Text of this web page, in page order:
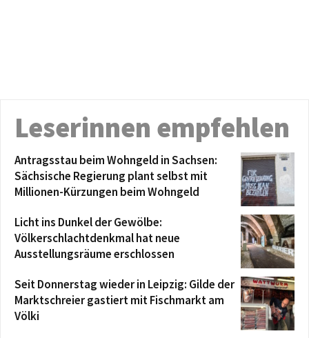
Leserinnen empfehlen
Antragsstau beim Wohngeld in Sachsen:
Sächsische Regierung plant selbst mit
Millionen-Kürzungen beim Wohngeld
Licht ins Dunkel der Gewölbe:
Völkerschlachtdenkmal hat neue
Ausstellungsräume erschlossen
Seit Donnerstag wieder in Leipzig: Gilde der
Marktschreier gastiert mit Fischmarkt am
Völki